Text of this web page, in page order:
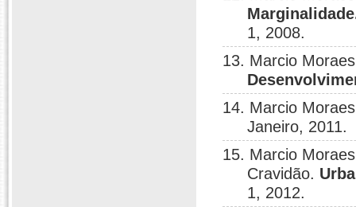
1, 2008.
13. Marcio
14. Marcio
Janeiro, 2011.
15. Marcio
Cravidão.
1, 2012.